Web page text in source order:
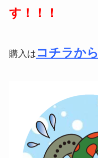
す！！！
購入は コチラから